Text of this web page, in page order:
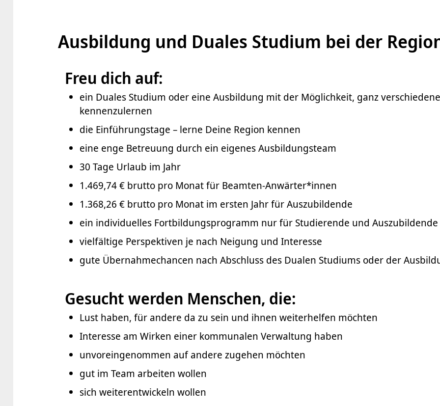
Ausbildung und Duales Studium bei der
Freu dich auf:
ein Duales Studium oder eine Ausbildung mit der Möglichkeit, ganz
kennenzulernen
die Einführungstage – lerne Deine Region kennen
eine enge Betreuung durch ein eigenes Ausbildungsteam
30 Tage Urlaub im Jahr
1.469,74 € brutto pro Monat für Beamten-Anwärter*innen
1.368,26 € brutto pro Monat im ersten Jahr für Auszubildende
ein individuelles Fortbildungsprogramm nur für Studierende und Auszubildende
vielfältige Perspektiven je nach Neigung und Interesse
gute Übernahmechancen nach Abschluss des Dualen Studiums oder der
Gesucht werden Menschen, die:
Lust haben, für andere da zu sein und ihnen weiterhelfen möchten
Interesse am Wirken einer kommunalen Verwaltung haben
unvoreingenommen auf andere zugehen möchten
gut im Team arbeiten wollen
sich weiterentwickeln wollen